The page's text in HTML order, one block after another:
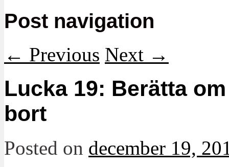
Post navigation
← Previous Next →
Lucka 19: Berätta
bort
Posted on december 19,